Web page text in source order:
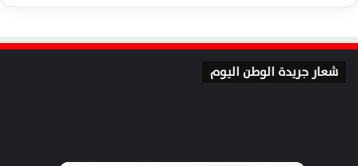
شعار جريدة الوطن اليوم